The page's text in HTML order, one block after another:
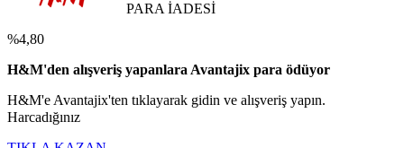
PARA İADESİ
%4,80
H&M'den alışveriş yapanlara Avantajix para ödüyor
H&M'e Avantajix'ten tıklayarak gidin ve alışveriş yapın.
Harcadığınız